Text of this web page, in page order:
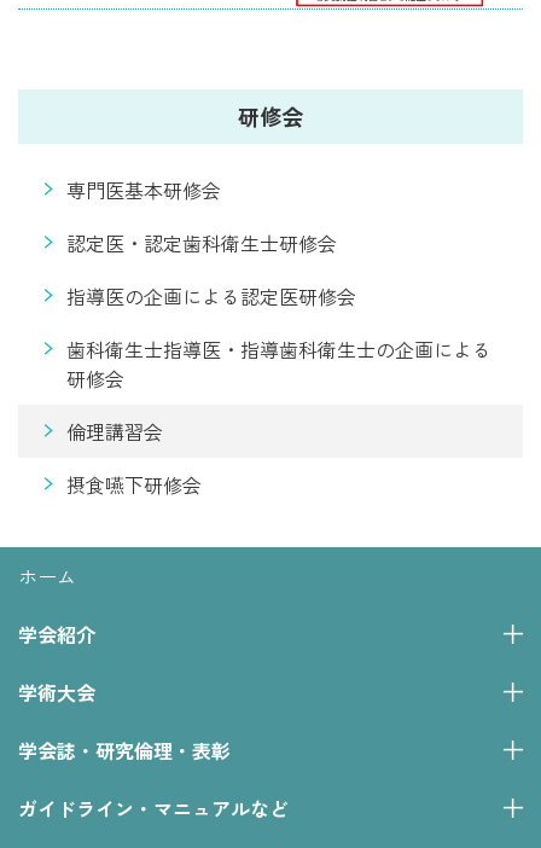
研修会
専門医基本研修会
認定医・認定歯科衛生士研修会
指導医の企画による認定医研修会
歯科衛生士指導医・指導歯科衛生士の企画による
研修会
倫理講習会
摂食嚥下研修会
ホーム
学会紹介
学術大会
学会誌・研究倫理・表彰
ガイドライン・マニュアルなど